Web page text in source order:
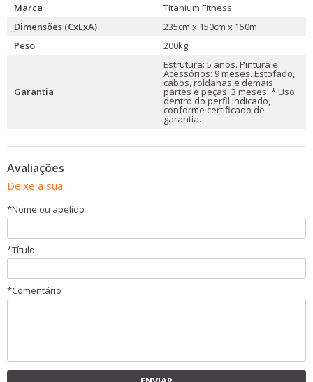
Marca
Titanium Fitness
Dimensões (CxLxA)
235cm x 150cm x 150m
Peso
200kg
Garantia
Estrutura: 5 anos. Pintura e
Acessórios: 9 meses. Estofado,
cabos, roldanas e demais
partes e peças: 3 meses. * Uso
dentro do perfil indicado,
conforme certificado de
garantia.
Avaliações
Deixe a sua
*Nome ou apelido
*Título
*Comentário